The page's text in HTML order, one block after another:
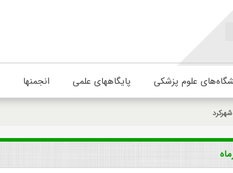
علوم پزشکی پایگاههای علمی انجمنها